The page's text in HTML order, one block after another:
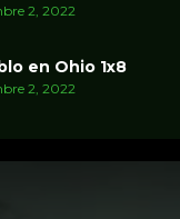
2, 2022
en Ohio 1x8
2, 2022